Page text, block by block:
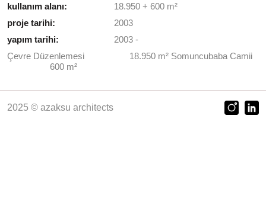
kullanım alanı:
18.950 + 600 m²
proje tarihi:
2003
yapım tarihi:
2003 -
Çevre Düzenlemesi 18.950 m² Somuncubaba Camii
600 m²
2025 © azaksu architects